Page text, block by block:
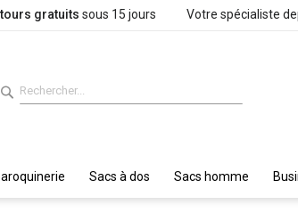
gratuits sous 15 jours Votre spécialiste
Sacs à dos Sacs homme